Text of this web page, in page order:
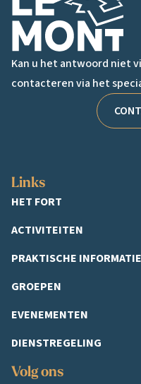
Kan u het antwoord niet
contacteren via het
Links
HET FORT
ACTIVITEITEN
PRAKTISCHE INFORMATIE
GROEPEN
EVENEMENTEN
DIENSTREGELING
Volg ons